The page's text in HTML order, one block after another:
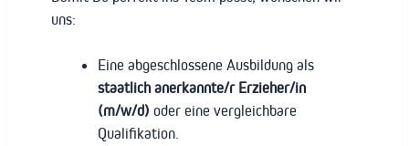
uns:
Eine abgeschlossene Ausbildung als
staatlich anerkannte/r Erzieher/in
(m/w/d) oder eine vergleichbare
Qualifikation.